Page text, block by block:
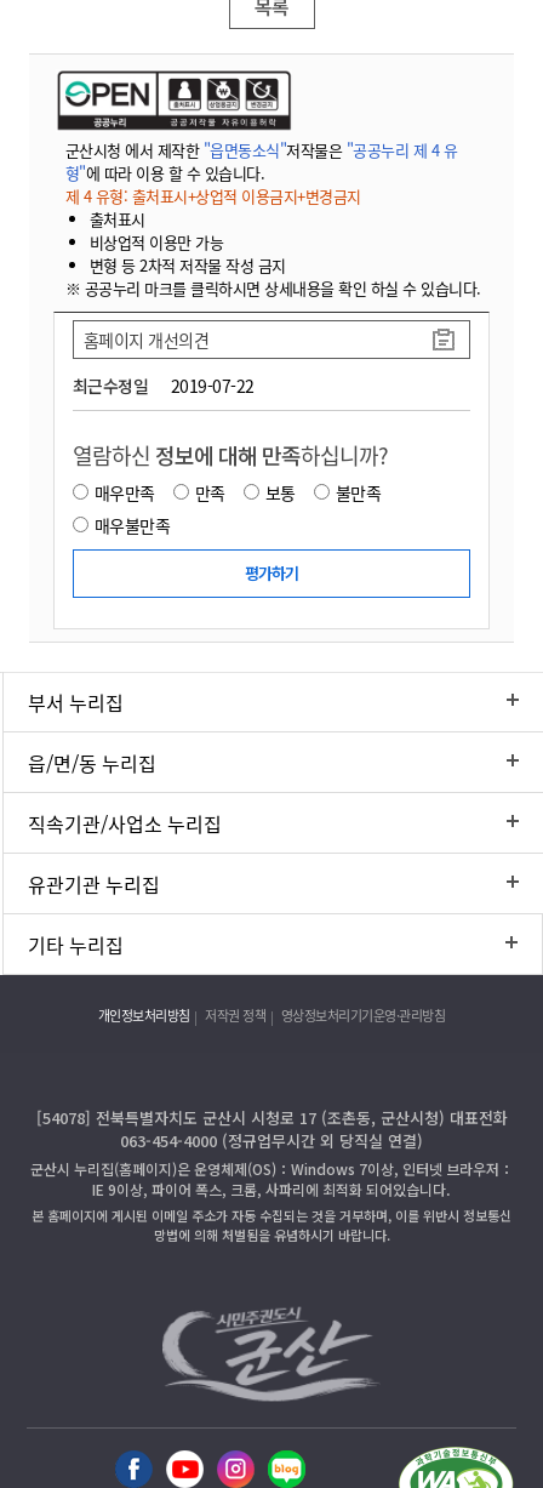
군산시청 에서 제작한 "읍면동소식"저작물은 "공공누리 제 4 유
형"에 따라 이용 할 수 있습니다.
제 4 유형: 출처표시+상업적 이용금지+변경금지
출처표시
비상업적 이용만 가능
변형 등 2차적 저작물 작성 금지
※ 공공누리 마크를 클릭하시면 상세내용을 확인 하실 수 있습니다.
최근수정일 2019-07-22
홈페이지 개선의견
열람하신 정보에 대해 만족하십니까?
매우만족 만족 보통
불만족
매우불만족
부서 누리집
읍/면/동 누리집
직속기관/사업소 누리집
유관기관 누리집
기타 누리집
개인정보처리방침 저작권 정책 영상정보처리기기운영·관리방침
[54078] 전북특별자치도 군산시 시청로 17 (조촌동, 군산시청) 대표전화
063-454-4000 (정규업무시간 외 당직실 연결)
군산시 누리집(홈페이지)은 운영체제(OS)：Windows 7이상, 인터넷 브라우저：
IE 9이상, 파이어 폭스, 크롬, 사파리에 최적화 되어있습니다.
본 홈페이지에 게시된 이메일 주소가 자동 수집되는 것을 거부하며, 이를 위반시 정보통신
망법에 의해 처벌됨을 유념하시기 바랍니다.